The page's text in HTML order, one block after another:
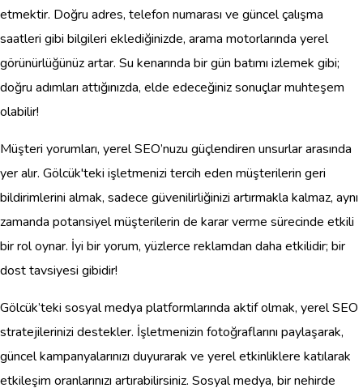
etmektir. Doğru adres, telefon numarası ve güncel çalışma
saatleri gibi bilgileri eklediğinizde, arama motorlarında yerel
görünürlüğünüz artar. Su kenarında bir gün batımı izlemek gibi;
doğru adımları attığınızda, elde edeceğiniz sonuçlar muhteşem
olabilir!
Müşteri yorumları, yerel SEO’nuzu güçlendiren unsurlar arasında
yer alır. Gölcük'teki işletmenizi tercih eden müşterilerin geri
bildirimlerini almak, sadece güvenilirliğinizi artırmakla kalmaz, aynı
zamanda potansiyel müşterilerin de karar verme sürecinde etkili
bir rol oynar. İyi bir yorum, yüzlerce reklamdan daha etkilidir; bir
dost tavsiyesi gibidir!
Gölcük’teki sosyal medya platformlarında aktif olmak, yerel SEO
stratejilerinizi destekler. İşletmenizin fotoğraflarını paylaşarak,
güncel kampanyalarınızı duyurarak ve yerel etkinliklere katılarak
etkileşim oranlarınızı artırabilirsiniz. Sosyal medya, bir nehirde